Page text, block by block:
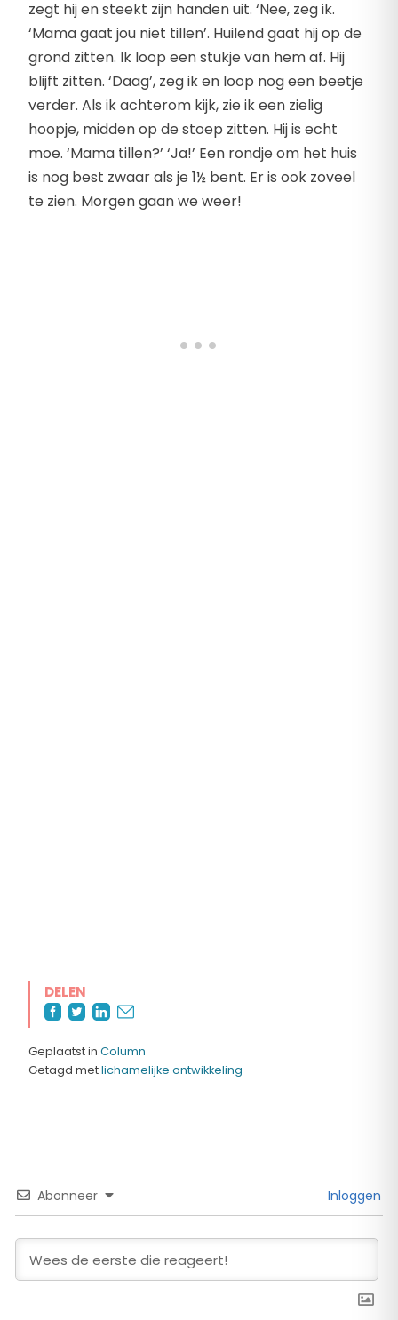
zegt hij en steekt zijn handen uit. ‘Nee, zeg ik.
‘Mama gaat jou niet tillen’. Huilend gaat hij op de
grond zitten. Ik loop een stukje van hem af. Hij
blijft zitten. ‘Daag’, zeg ik en loop nog een beetje
verder. Als ik achterom kijk, zie ik een zielig
hoopje, midden op de stoep zitten. Hij is echt
moe. ‘Mama tillen?’ ‘Ja!’ Een rondje om het huis
is nog best zwaar als je 1½ bent. Er is ook zoveel
te zien. Morgen gaan we weer!
DELEN
Geplaatst in Column
Getagd metlichamelijke ontwikkeling
Abonneer Inloggen